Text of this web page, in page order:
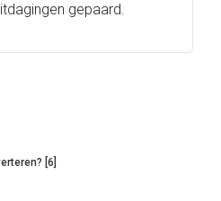
gepaard.
[6]